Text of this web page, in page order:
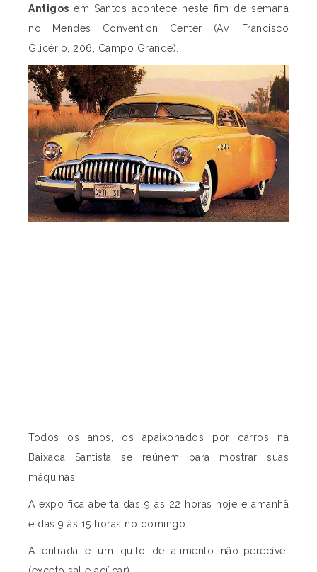
Antigos em Santos acontece neste fim de semana
no Mendes Convention Center (Av. Francisco
Glicério, 206, Campo Grande).
Todos os anos, os apaixonados por carros na
Baixada Santista se reúnem para mostrar suas
máquinas.
A expo fica aberta das 9 às 22 horas hoje e amanhã
e das 9 às 15 horas no domingo.
A entrada é um quilo de alimento não-perecível